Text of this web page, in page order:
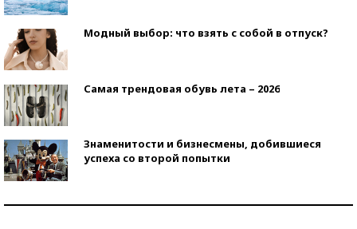
Модный выбор: что взять с собой в отпуск?
Самая трендовая обувь лета – 2026
Знаменитости и бизнесмены, добившиеся
успеха со второй попытки